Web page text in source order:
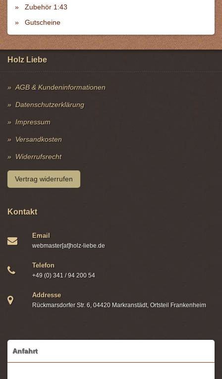
Zubehör 1:43
Gutscheine
Holz Liebe
AGB & Kundeninformationen
Datenschutzerklärung
Impressum
Versandkosten
Widerrufsrecht
Vertrag widerrufen
Kontakt
Email
webmaster[at]holz-liebe.de
Telefon
+49 (0) 341 / 94 200 54
Addresse
Rückmarsdorfer Str. 6, 04420 Markranstädt, Ortsteil Frankenheim
Anfahrt